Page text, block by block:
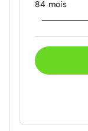
84 mois